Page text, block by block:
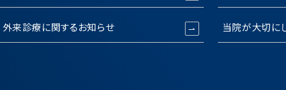
外来診療に関するお知らせ 当院が大切に